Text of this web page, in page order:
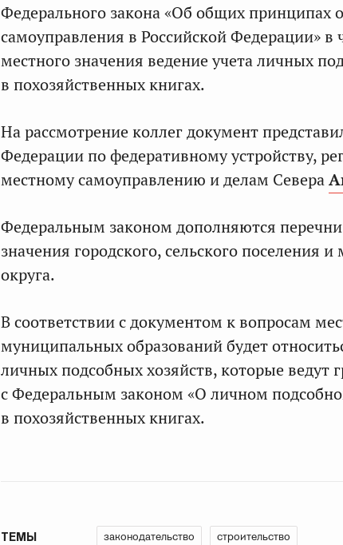
Федерального закона «Об общих принципах
самоуправления в Российской Федерации» в
местного значения ведение учета личных
в похозяйственных книгах.
На рассмотрение коллег документ
Федерации по федеративному устройству,
местному самоуправлению и делам Севера
Федеральным законом дополняются
значения городского, сельского поселения
округа.
В соответствии с документом к вопросам
муниципальных образований будет
личных подсобных хозяйств, которые ведут
с Федеральным законом «О личном
в похозяйственных книгах.
ТЕМЫ законодательство строительство